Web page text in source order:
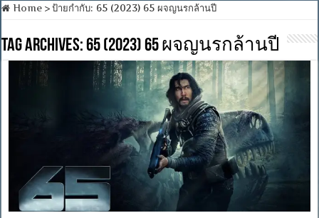
Home > ป้ายกำกับ: 65 (2023) 65 ผจญนรกล้านปี
Tag Archives:65 (2023) 65 ผจญนรกล้านปี